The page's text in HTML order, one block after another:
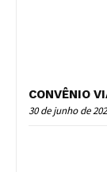
CONVÊNIO
30 de junho de